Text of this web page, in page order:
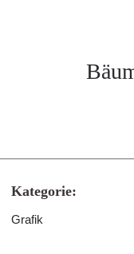
Kategorie:
Grafik